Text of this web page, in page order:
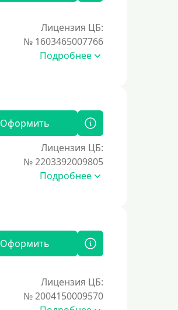
Лицензия ЦБ:
№ 1603465007766
Подробнее
Оформить
Лицензия ЦБ:
№ 2203392009805
Подробнее
Оформить
Лицензия ЦБ:
№ 2004150009570